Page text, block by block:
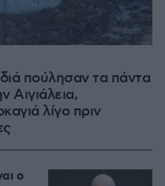
πούλησαν τα πάντα
Αιγιάλεια,
λίγο πριν
ο